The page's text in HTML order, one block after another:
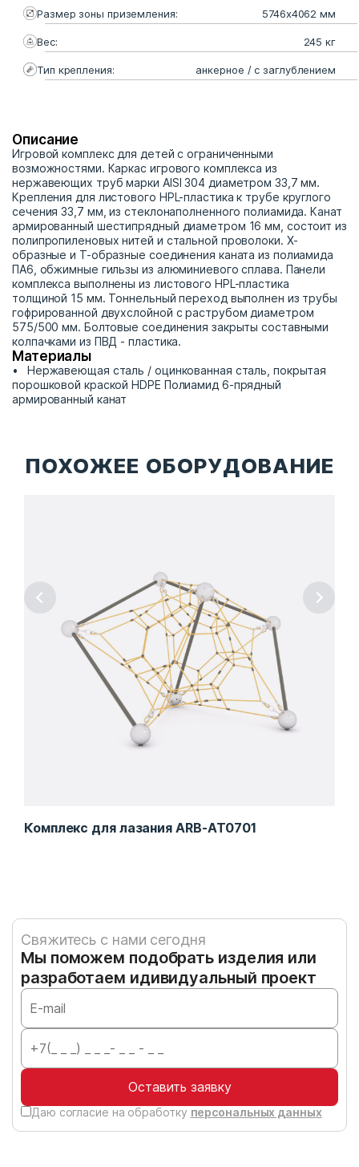
Размер зоны приземления: 5746х4062 мм
Вес: 245 кг
Тип крепления: анкерное / с заглублением
Описание
Игровой комплекс для детей с ограниченными
возможностями. Каркас игрового комплекса из
нержавеющих труб марки AISI 304 диаметром 33,7 мм.
Крепления для листового HPL-пластика к трубе круглого
сечения 33,7 мм, из стеклонаполненного полиамида. Канат
армированный шестипрядный диаметром 16 мм, состоит из
полипропиленовых нитей и стальной проволоки. Х-
образные и Т-образные соединения каната из полиамида
ПА6, обжимные гильзы из алюминиевого сплава. Панели
комплекса выполнены из листового HPL-пластика
толщиной 15 мм. Тоннельный переход выполнен из трубы
гофрированной двухслойной с раструбом диаметром
575/500 мм. Болтовые соединения закрыты составными
колпачками из ПВД - пластика.
Материалы
Нержавеющая сталь / оцинкованная сталь, покрытая
порошковой краской HDPE Полиамид 6-прядный
армированный канат
ПОХОЖЕЕ ОБОРУДОВАНИЕ
Комплекс для лазания ARB-AT0701
Свяжитесь с нами сегодня
Мы поможем подобрать изделия или
разработаем идивидуальный проект
Оставить заявку
Даю согласие на обработку персональных данных